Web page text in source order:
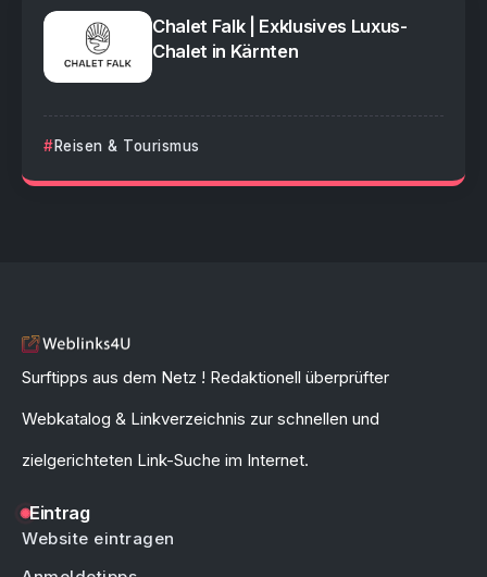
Chalet Falk | Exklusives Luxus-
Chalet in Kärnten
Reisen & Tourismus
Surftipps aus dem Netz ! Redaktionell überprüfter
Webkatalog & Linkverzeichnis zur schnellen und
zielgerichteten Link-Suche im Internet.
Eintrag
Website eintragen